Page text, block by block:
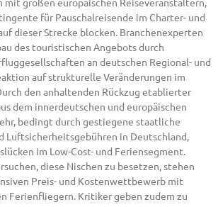
für Pauschalreisende im Charter- und
dieser Strecke blocken. Branchenexperten
des touristischen Angebots durch
an deutschen Regional- und
auf strukturelle Veränderungen im
den anhaltenden Rückzug etablierter
dem innerdeutschen und europäischen
bedingt durch gestiegene staatliche
Luftsicherheitsgebühren in Deutschland,
im Low-Cost- und Feriensegment.
diese Nischen zu besetzen, stehen
Preis- und Kostenwettbewerb mit
Ferienfliegern. Kritiker geben zudem zu